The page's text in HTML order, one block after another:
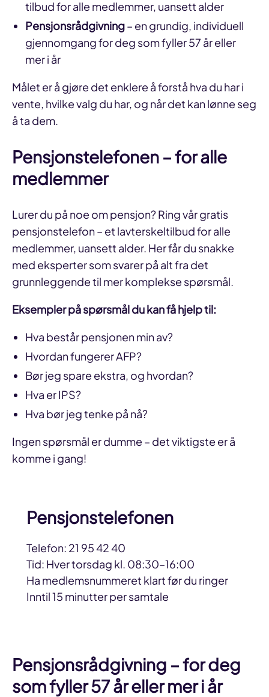
tilbud for alle medlemmer, uansett alder
Pensjonsrådgivning– en grundig, individuell
gjennomgang for deg som fyller 57 år eller
mer i år
Målet er å gjøre det enklere å forstå hva du har i
vente, hvilke valg du har, og når det kan lønne seg
å ta dem.
Pensjonstelefonen – for alle
medlemmer
Lurer du på noe om pensjon? Ring vår gratis
pensjonstelefon – et lavterskeltilbud for alle
medlemmer, uansett alder. Her får du snakke
med eksperter som svarer på alt fra det
grunnleggende til mer komplekse spørsmål.
Eksempler på spørsmål du kan få hjelp til:
Hva består pensjonen min av?
Hvordan fungerer AFP?
Bør jeg spare ekstra, og hvordan?
Hva er IPS?
Hva bør jeg tenke på nå?
Ingen spørsmål er dumme – det viktigste er å
komme i gang!
Pensjonstelefonen
Telefon: 21 95 42 40
Tid: Hver torsdag kl. 08:30–16:00
Ha medlemsnummeret klart før du ringer
Inntil 15 minutter per samtale
Pensjonsrådgivning – for deg
som fyller 57 år eller mer i år